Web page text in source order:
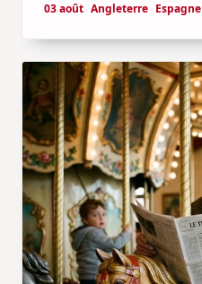
03 août Angleterre Espagne